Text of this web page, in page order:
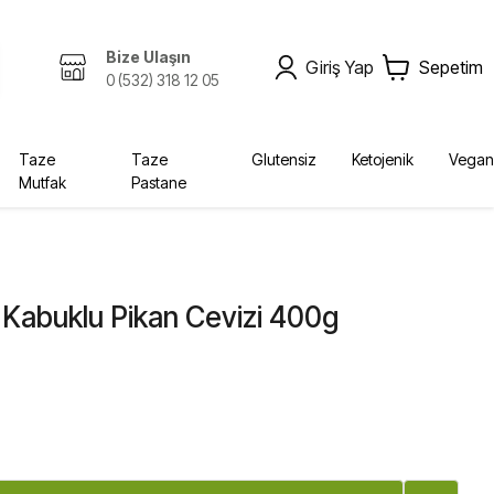
Bize Ulaşın
0 (532) 318 12 05
Giriş Yap Sepetim
Bebek Bezleri
Taze
Mutfak
Taze
Pastane
Glutensiz Ketojenik Vegan
Pikan Cevizi 400g